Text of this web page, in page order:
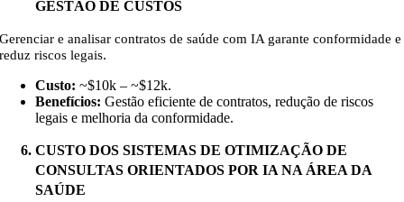
GESTÃO DE CUSTOS
Gerenciar e analisar contratos de saúde com IA garante conformidade e
reduz riscos legais.
Custo: ~$10k – ~$12k.
Benefícios:Gestão eficiente de contratos, redução de riscos
legais e melhoria da conformidade.
CUSTO DOS SISTEMAS DE OTIMIZAÇÃO DE
CONSULTAS ORIENTADOS POR IA NA ÁREA DA
SAÚDE